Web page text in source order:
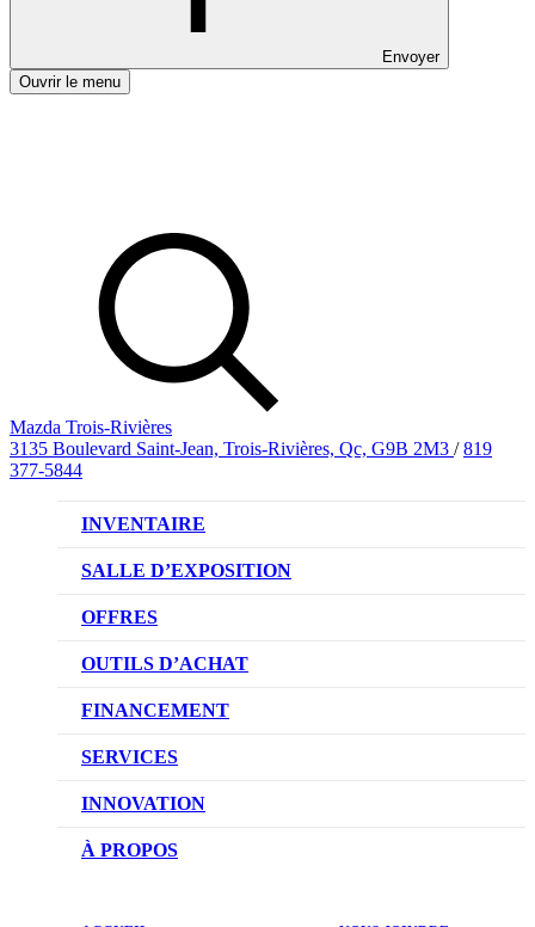
Envoyer
Ouvrir le menu
Mazda Trois-Rivières
3135 Boulevard Saint-Jean, Trois-Rivières, Qc, G9B 2M3 / 819
377-5844
INVENTAIRE
VÉHICULES NEUFS
VÉHICULES D’OCCASION
SALLE D’EXPOSITION
OFFRES
OFFRES DU CONCESSIONNAIRE
OUTILS D’ACHAT
CONFIGUREZ VOTRE VÉHICULE
RÉSERVEZ UN ESSAI ROUTIER
DEMANDEZ UN PRIX
FINANCEMENT
NOTRE DIFFÉRENCE
DEMANDE DE CRÉDIT AUTO
SERVICES
NOTRE PROMESSE
PRENDRE UN RENDEZ-VOUS
INNOVATION
TECHNOLOGIE SKYACTIV
À PROPOS